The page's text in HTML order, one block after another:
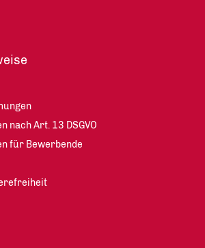
nach Art. 13 DSGVO
für Bewerbende